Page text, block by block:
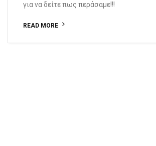
για να δείτε πως περάσαμε!!!
READ MORE